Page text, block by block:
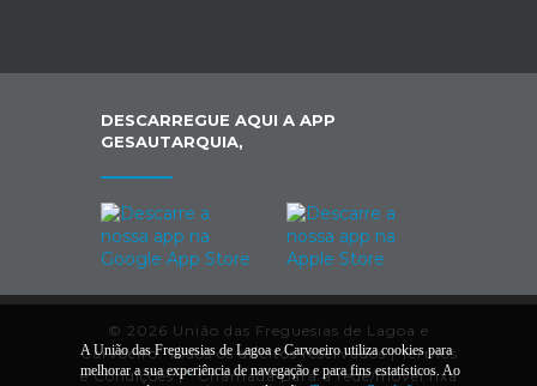
DESCARREGUE AQUI A APP
GESAUTARQUIA,
© 2026 União das Freguesias de Lagoa e
Carvoeiro. Todos os direitos reservados |Termos
e Condições|*Chamada para a rede/móvel fixa
A União das Freguesias de Lagoa e Carvoeiro utiliza cookies para
melhorar a sua experiência de navegação e para fins estatísticos. Ao